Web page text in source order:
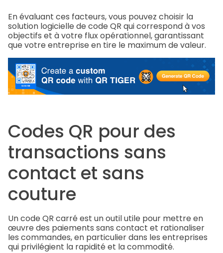
En évaluant ces facteurs, vous pouvez choisir la
solution logicielle de code QR qui correspond à vos
objectifs et à votre flux opérationnel, garantissant
que votre entreprise en tire le maximum de valeur.
Codes QR pour des
transactions sans
contact et sans
couture
Un code QR carré est un outil utile pour mettre en
œuvre des paiements sans contact et rationaliser
les commandes, en particulier dans les entreprises
qui privilégient la rapidité et la commodité.